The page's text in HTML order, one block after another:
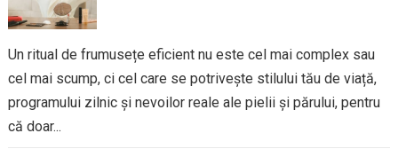
Un ritual de frumusețe eficient nu este cel mai complex sau
cel mai scump, ci cel care se potrivește stilului tău de viață,
programului zilnic și nevoilor reale ale pielii și părului, pentru
că doar...